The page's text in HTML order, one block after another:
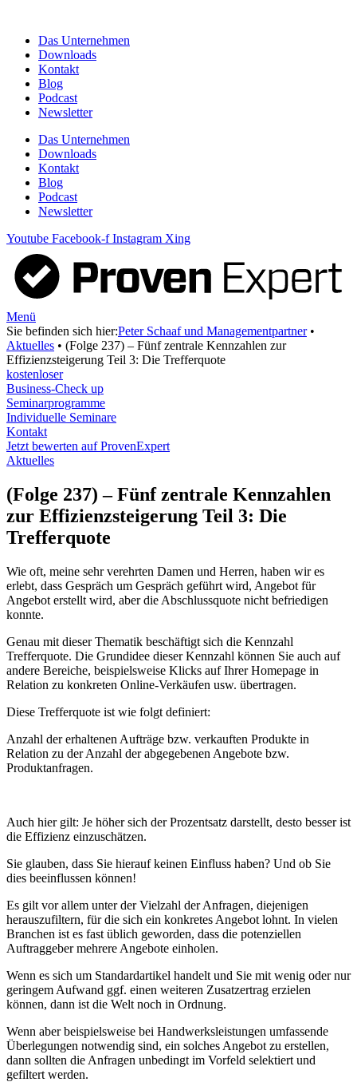
springenDas Unternehmen
Downloads
Kontakt
Blog
Podcast
Newsletter
Das Unternehmen
Downloads
Kontakt
Blog
Podcast
Newsletter
Youtube Facebook-f Instagram Xing
Menü
Sie befinden sich hier:Peter Schaaf und Managementpartner•
Aktuelles • (Folge 237) – Fünf zentrale Kennzahlen zur
Effizienzsteigerung Teil 3: Die Trefferquote
kostenloser
Business-Check up
Seminarprogramme
Individuelle Seminare
Kontakt
Jetzt bewerten auf ProvenExpert
Aktuelles
(Folge 237) – Fünf zentrale Kennzahlen
zur Effizienzsteigerung Teil 3: Die
Trefferquote
Wie oft, meine sehr verehrten Damen und Herren, haben wir es
erlebt, dass Gespräch um Gespräch geführt wird, Angebot für
Angebot erstellt wird, aber die Abschlussquote nicht befriedigen
konnte.
Genau mit dieser Thematik beschäftigt sich die Kennzahl
Trefferquote. Die Grundidee dieser Kennzahl können Sie auch auf
andere Bereiche, beispielsweise Klicks auf Ihrer Homepage in
Relation zu konkreten Online-Verkäufen usw. übertragen.
Diese Trefferquote ist wie folgt definiert:
Anzahl der erhaltenen Aufträge bzw. verkauften Produkte in
Relation zu der Anzahl der abgegebenen Angebote bzw.
Produktanfragen.
Auch hier gilt: Je höher sich der Prozentsatz darstellt, desto besser ist
die Effizienz einzuschätzen.
Sie glauben, dass Sie hierauf keinen Einfluss haben? Und ob Sie
dies beeinflussen können!
Es gilt vor allem unter der Vielzahl der Anfragen, diejenigen
herauszufiltern, für die sich ein konkretes Angebot lohnt. In vielen
Branchen ist es fast üblich geworden, dass die potenziellen
Auftraggeber mehrere Angebote einholen.
Wenn es sich um Standardartikel handelt und Sie mit wenig oder nur
geringem Aufwand ggf. einen weiteren Zusatzertrag erzielen
können, dann ist die Welt noch in Ordnung.
Wenn aber beispielsweise bei Handwerksleistungen umfassende
Überlegungen notwendig sind, ein solches Angebot zu erstellen,
dann sollten die Anfragen unbedingt im Vorfeld selektiert und
gefiltert werden.